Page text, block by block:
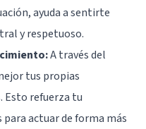
ayuda a sentirte
y respetuoso.
A través del
tus propias
Esto refuerza tu
actuar de forma más